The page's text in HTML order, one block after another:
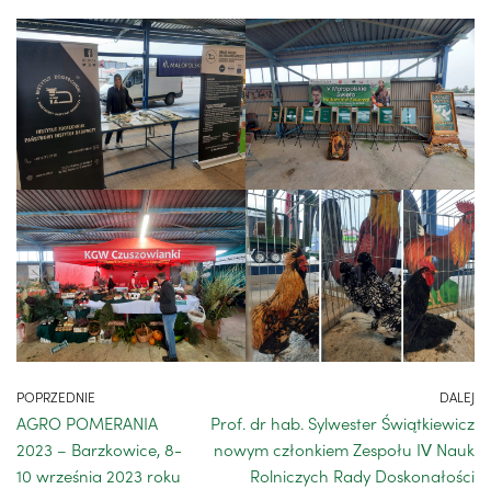
POPRZEDNIE
AGRO POMERANIA
2023 – Barzkowice, 8-
10 września 2023 roku
DALEJ
Prof. dr hab. Sylwester Świątkiewicz
nowym członkiem Zespołu IV Nauk
Rolniczych Rady Doskonałości